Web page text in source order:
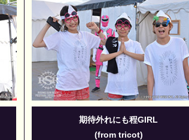
期待外れにも程GIRL
(from tricot)